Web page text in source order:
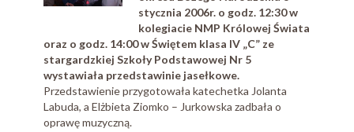
stycznia 2006r. o godz. 12:30 w
kolegiacie NMP Królowej Świata
oraz o godz. 14:00 w Świętem klasa IV „C” ze
stargardzkiej Szkoły Podstawowej Nr 5
wystawiała przedstawinie jasełkowe.
Przedstawienie przygotowała katechetka Jolanta
Labuda, a Elżbieta Ziomko – Jurkowska zadbała o
oprawę muzyczną.